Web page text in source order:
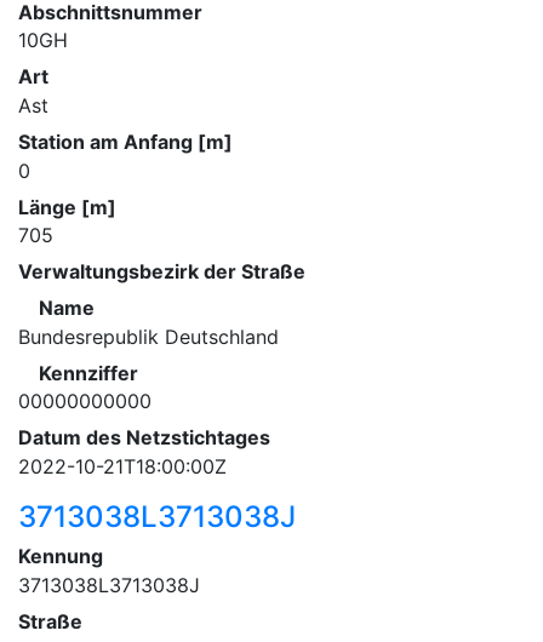
Abschnittsnummer
10GH
Art
Ast
Station am Anfang [m]
0
Länge [m]
705
Verwaltungsbezirk der Straße
Name
Bundesrepublik Deutschland
Kennziffer
00000000000
Datum des Netzstichtages
2022-10-21T18:00:00Z
3713038L3713038J
Kennung
3713038L3713038J
Straße